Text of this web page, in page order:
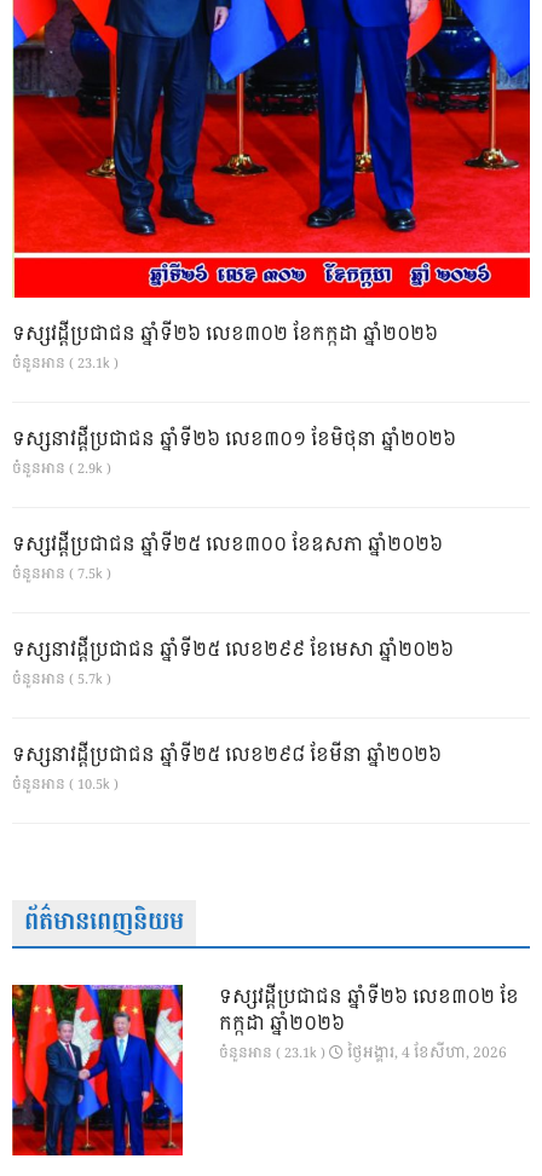
ទស្សវដ្តីប្រជាជន ឆ្នាំទី២៦ លេខ៣០២ ខែកក្កដា ឆ្នាំ២០២៦
ចំនួនអាន ( 23.1k )
ទស្សនាវដ្ដីប្រជាជន ឆ្នាំទី២៦ លេខ៣០១ ខែមិថុនា ឆ្នាំ២០២៦
ចំនួនអាន ( 2.9k )
ទស្សវដ្តីប្រជាជន ឆ្នាំទី២៥ លេខ៣០០ ខែឧសភា ឆ្នាំ២០២៦
ចំនួនអាន ( 7.5k )
ទស្សនាវដ្ដីប្រជាជន ឆ្នាំទី២៥ លេខ២៩៩ ខែមេសា ឆ្នាំ២០២៦
ចំនួនអាន ( 5.7k )
ទស្សនាវដ្ដីប្រជាជន ឆ្នាំទី២៥ លេខ២៩៨ ខែមីនា ឆ្នាំ២០២៦
ចំនួនអាន ( 10.5k )
ព័ត៌មានពេញនិយម
ទស្សវដ្តីប្រជាជន ឆ្នាំទី២៦ លេខ៣០២ ខែ
កក្កដា ឆ្នាំ២០២៦
ចំនួនអាន ( 23.1k ) ថ្ងៃ​អង្គារ, 4 ខែ​សីហា, 2026